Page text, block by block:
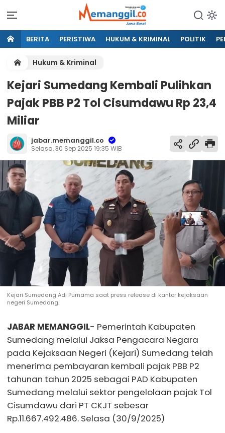
BERITA PERISTIWA HUKUM & KRIMINAL POLITIK
Hukum & Kriminal
Kejari Sumedang Kembali Pulihkan
Pajak PBB P2 Tol Cisumdawu Rp 23,4
Miliar
jabar.memanggil.co
Selasa, 30 Sep 2025 19:35 WIB
Kejari Sumedang Adi Purnama saat press release di kantor kejaksaan
negeri Sumedang.
JABAR MEMANGGIL- Pemerintah Kabupaten
Sumedang melalui Jaksa Pengacara Negara
pada Kejaksaan Negeri (Kejari) Sumedang telah
menerima pembayaran kembali pajak PBB P2
tahunan tahun 2025 sebagai PAD Kabupaten
Sumedang melalui sektor pengelolaan pajak Tol
Cisumdawu dari PT CKJT sebesar
Rp.11.667.492.486. Selasa (30/9/2025)